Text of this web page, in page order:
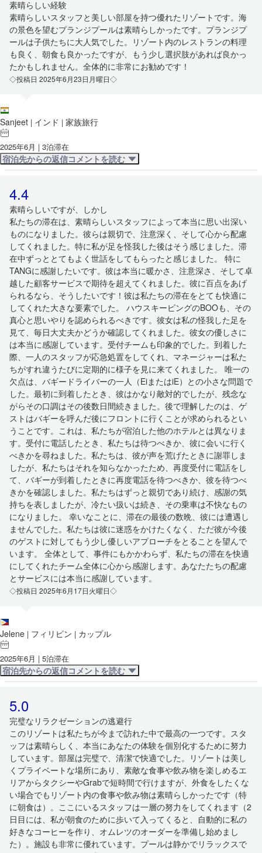
素晴らしい経験
素晴らしいスタッフと美しい部屋を持つ優れたリゾートです。海
の景色を望むプランジプールは素晴らしかったです。プランジプ
ールは子供たちに大人気でした。リゾート内のレストランの料理
も良く、朝食も良かったですが、もう少し選択肢があれば良かっ
たかもしれません。全体的に非常にお勧めです！
◇投稿日 2025年6月23日月曜日◇
Sanjeet | インド | 家族旅行
2025年6月 | 3泊滞在
宿泊先からの返信コメントを読む
4.4
素晴らしいですが、しかし
私たちの滞在は、素晴らしいスタッフによって本当に思い出深い
ものになりました。彼らは親切で、注意深く、そして心から配慮
してくれました。特に私が足を怪我した後はそう感じました。滞
在中ずっととてもよく世話をしてもらったと感じました。 特に
TANGに感謝したいです。彼は本当に暖かさ、注意深さ、そして卓
越した顧客サービスで期待を超えてくれました。彼に百点をあげ
られるなら、そうしたいです！彼は私たちの滞在をとても快適に
してくれた大きな要素でした。 ハウスキーピングのBOOも、その
真心と思いやりを認められるべきです。彼女は私の怪我した足を
見て、毎日大丈夫かどうか確認してくれました。彼女の優しさに
は本当に感謝しています。受付チームも印象的でした。到着した
際、一人のスタッフが応急処置をしてくれ、マネージャーは私た
ちがすれ違うたびに定期的に様子を見に来てくれました。 唯一の
欠点は、バギードライバーの一人（EiまたはiE）との小さな問題で
した。最初に到着したとき、彼はかなり敵対的でしたが、残念な
がらその口調はその後数日間続きました。後で理解したのは、ゲ
ストはバギーを呼んだ後にフロントに行くことが求められるとい
うことです。これは、私たちが宿泊した他のホテルとは異なりま
す。受付に電話したとき、私たちは待つべきか、彼に会いに行く
べきかを尋ねました。私たちは、彼が声を荒げたときに謝罪しま
したが、私たちはそれを知らなかったため、再度受付に電話をし
て、バギーが到着したときに再度電話を待つべきか、彼を待つべ
きかを確認しました。私たちはずっと親切であり続け、感謝の気
持ちを表しましたが、冷たい扱いは続き、その乗車は不快なもの
になりました。 幸いなことに、滞在の最後の数晩、彼には遭遇し
ませんでした。私たちは彼に迷惑をかけたくなく、ただ彼が今後
のゲストに対してもう少し優しいアプローチをとることを望んで
います。 全体として、事件にもかかわらず、私たちの滞在を快適
にしてくれたチーム全体に心から感謝します。あなたたちの配慮
とサービスには本当に感謝しています。
◇投稿日 2025年6月17日火曜日◇
Jelene | フィリピン | カップル
2025年6月 | 5泊滞在
宿泊先からの返信コメントを読む
5.0
完璧なリラクゼーションの逃避行
このリゾートは私たちが今まで訪れた中で最高の一つです。スタ
ッフは素晴らしく、本当にあなたの体験を個別化するために努力
しています。部屋は完璧で、清潔で快適でした。リゾートは美し
くプライベートな場所にあり、素敵な食事や飲み物を楽しめるエ
リアからタクシーやGrabで短時間で行けますが、外食をしたくな
い場合でもリゾート内の食事や飲み物は素晴らしかったです（特
に朝食は）。ここにいるスタッフは一層の努力をしてくれます（2
日目には、私が朝食のために歩いて入ってくると、自動的に私の
好きなコーヒーを作り、オムレツのオーダーを準備し始めまし
た）。施設も非常に優れています。プールは静かでリラックスで